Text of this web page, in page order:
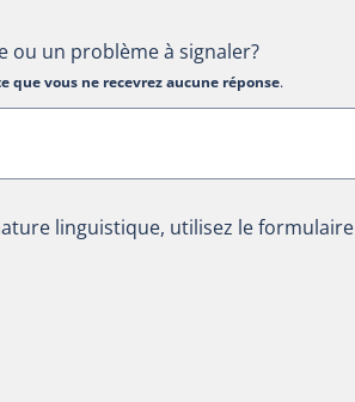
ou un problème à signaler?
que vous ne recevrez aucune réponse.
linguistique, utilisez le formulaire